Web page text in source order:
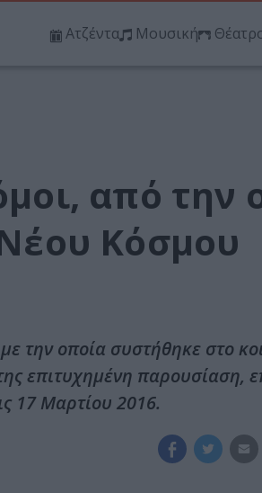
Ατζέντα Μουσική
από την
Κόσμου
την οποία συστήθηκε στο
επιτυχημένη παρουσίαση,
17 Μαρτίου 2016.